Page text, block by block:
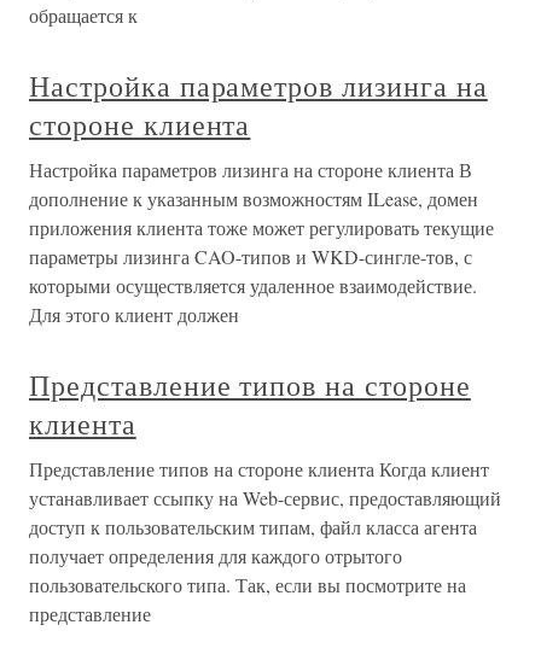
обращается к
Настройка параметров лизинга на
стороне клиента
Настройка параметров лизинга на стороне клиента В
дополнение к указанным возможностям ILease, домен
приложения клиента тоже может регулировать текущие
параметры лизинга CAO-типов и WKD-сингле-тов, с
которыми осуществляется удаленное взаимодействие.
Для этого клиент должен
Представление типов на стороне
клиента
Представление типов на стороне клиента Когда клиент
устанавливает ссыпку на Web-сервис, предоставляющий
доступ к пользовательским типам, файл класса агента
получает определения для каждого отрытого
пользовательского типа. Так, если вы посмотрите на
представление